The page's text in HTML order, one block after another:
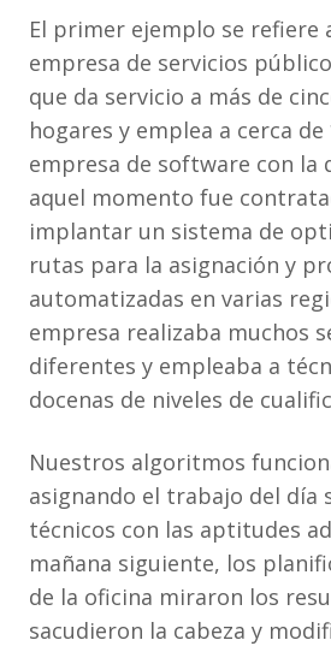
El primer ejemplo se refiere
empresa de servicios
que da servicio a más de
hogares y emplea a cerca de
empresa de software con la
aquel momento fue
implantar un sistema de
rutas para la asignación y
automatizadas en varias
empresa realizaba muchos
diferentes y empleaba a
docenas de niveles de
Nuestros algoritmos
asignando el trabajo del día
técnicos con las aptitudes
mañana siguiente, los
de la oficina miraron los
sacudieron la cabeza y